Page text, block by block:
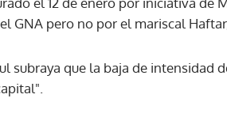
GNA pero no por el mariscal
subraya que la baja de intensidad